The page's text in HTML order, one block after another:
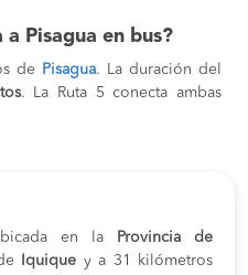
a Pisagua en bus?
de Pisagua. La duración del
. La Ruta 5 conecta ambas
en la
Provincia de
Iquique y a 31 kilómetros